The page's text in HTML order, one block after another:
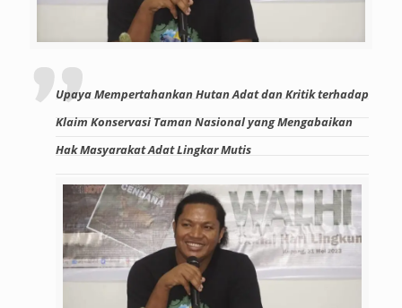
Upaya Mempertahankan Hutan Adat dan Kritik terhadap
Klaim Konservasi Taman Nasional yang Mengabaikan
Hak Masyarakat Adat Lingkar Mutis